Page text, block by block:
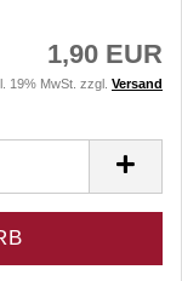
1,90 EUR
19% MwSt. zzgl. Versand